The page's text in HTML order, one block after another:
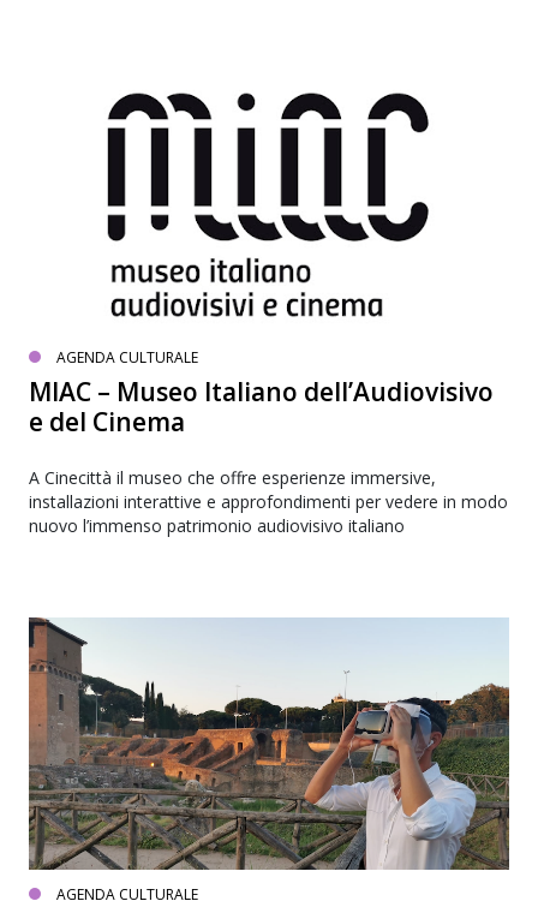
AGENDA CULTURALE
MIAC – Museo Italiano dell’Audiovisivo
e del Cinema
A Cinecittà il museo che offre esperienze immersive,
installazioni interattive e approfondimenti per vedere in modo
nuovo l’immenso patrimonio audiovisivo italiano
AGENDA CULTURALE